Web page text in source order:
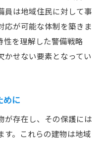
員は地域住民に対して事
応が可能な体制を築きま
性を理解した警備戦略
かせない要素となってい
めに
が存在し、その保護には
す。これらの建物は地域